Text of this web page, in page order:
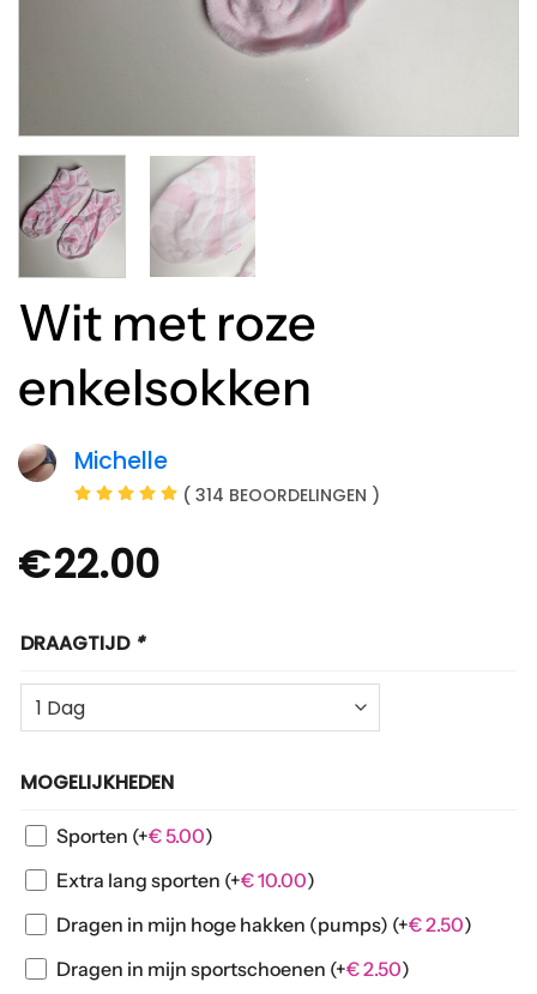
Wit met roze
enkelsokken
Michelle
( 314 BEOORDELINGEN )
€22.00
DRAAGTIJD *
MOGELIJKHEDEN
Sporten (+€5.00)
Extra lang sporten (+€10.00)
Dragen in mijn hoge hakken (pumps) (+€2.50)
Dragen in mijn sportschoenen (+€2.50)